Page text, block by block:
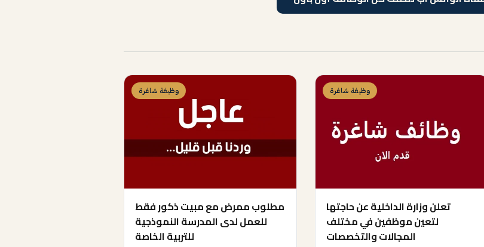
وظيفة شاغرة
تعلن وزارة الداخلية عن حاجتها
لتعين موظفين في مختلف
المجالات والتخصصات
وظيفة شاغرة
مطلوب ممرض مع مبيت ذكور فقط
للعمل لدى المدرسة النموذجية
للتربية الخاصة